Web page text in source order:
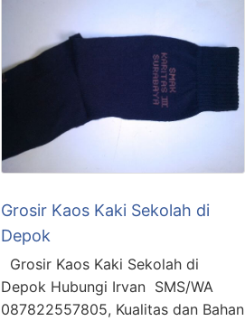
Grosir Kaos Kaki Sekolah di
Depok
Grosir Kaos Kaki Sekolah di
Depok Hubungi Irvan SMS/WA
087822557805, Kualitas dan Bahan